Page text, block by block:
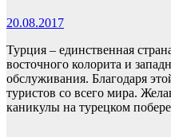
20.08.2017
Турция – единственная
восточного колорита и
обслуживания. Благодаря
туристов со всего мира.
каникулы на турецком